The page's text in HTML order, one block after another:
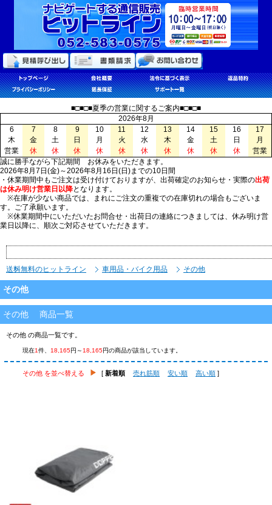
■□■□■夏季の営業に関するご案内■□■□■
2026年8月
6
7 8 9 10 11 12 13 14 15 16
17
木
金 土 日 月 火 水 木 金 土 日
月
営業
休 休 休 休 休 休 休 休 休 休
営業
誠に勝手ながら下記期間 お休みをいただきます。
2026年8月7日(金)～2026年8月16日(日)までの10日間
・休業期間中もご注文は受け付けておりますが、出荷確定のお知らせ・実際の出荷
は休み明け営業日以降となります。
※在庫が少ない商品では、まれにご注文の重複での在庫切れの場合もございま
す。ご了承願います。
※休業期間中にいただいたお問合せ・出荷日の連絡につきましては、休み明け営
業日以降に、順次ご対応させていただきます。
送料無料のヒットライン 車用品・バイク用品 その他
その他
その他 商品一覧
その他 の商品一覧です。
現在1件、 18,165円～18,165円の商品が該当しています。
その他 を並べ替える [ 新着順 売れ筋順 安い順 高い順 ]